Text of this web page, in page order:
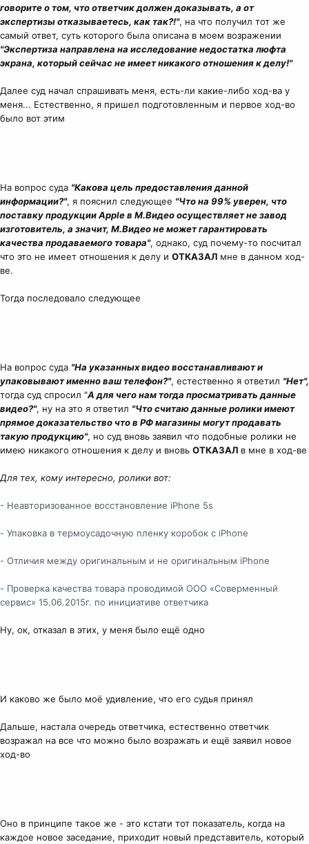
говорите о том, что ответчик должен доказывать, а от
экспертизы отказываетесь, как так?!", на что получил тот же
самый ответ, суть которого была описана в моем возражении
"Экспертиза направлена на исследование недостатка люфта
экрана, который сейчас не имеет никакого отношения к делу!"
Далее суд начал спрашивать меня, есть-ли какие-либо ход-ва у
меня... Естественно, я пришел подготовленным и первое ход-во
было вот этим
На вопрос суда "Какова цель предоставления данной
информации?", я пояснил следующее "Что на 99% уверен, что
поставку продукции Apple в М.Видео осуществляет не завод
изготовитель, а значит, М.Видео не может гарантировать
качества продаваемого товара", однако, суд почему-то посчитал
что это не имеет отношения к делу и ОТКАЗАЛ мне в данном ход-
ве.
Тогда последовало следующее
На вопрос суда "На указанных видео восстанавливают и
упаковывают именно ваш телефон?", естественно я ответил "Нет",
тогда суд спросил "А для чего нам тогда просматривать данные
видео?", ну на это я ответил "Что считаю данные ролики имеют
прямое доказательство что в РФ магазины могут продавать
такую продукцию", но суд вновь заявил что подобные ролики не
имею никакого отношения к делу и вновь ОТКАЗАЛ в мне в ход-ве
Для тех, кому интересно, ролики вот:
- Неавторизованное восстановление iPhone 5s
- Упаковка в термоусадочную пленку коробок с iPhone
- Отличия между оригинальным и не оригинальным iPhone
- Проверка качества товара проводимой ООО «Соверменный
сервис» 15.06.2015г. по инициативе ответчика
Ну, ок, отказал в этих, у меня было ещё одно
И каково же было моё удивление, что его судья принял
Дальше, настала очередь ответчика, естественно ответчик
возражал на все что можно было возражать и ещё заявил новое
ход-во
Оно в принципе такое же - это кстати тот показатель, когда на
каждое новое заседание, приходит новый представитель, который